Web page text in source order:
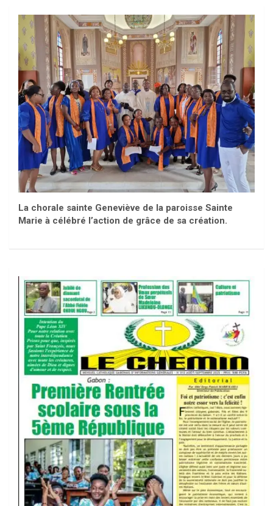
La chorale sainte Geneviève de la paroisse Sainte
Marie à célébré l’action de grâce de sa création.